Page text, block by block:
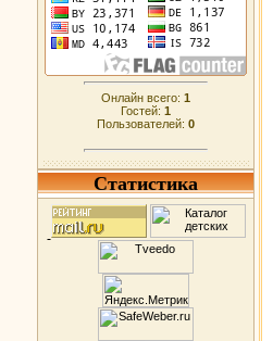
Онлайн всего: 1
Гостей: 1
Пользователей: 0
Статистика